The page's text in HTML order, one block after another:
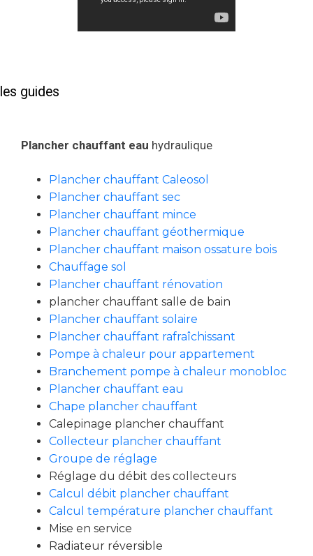
les guides
Plancher chauffant eau hydraulique
Plancher chauffant Caleosol
Plancher chauffant sec
Plancher chauffant mince
Plancher chauffant géothermique
Plancher chauffant maison ossature bois
Chauffage sol
Plancher chauffant rénovation
plancher chauffant salle de bain
Plancher chauffant solaire
Plancher chauffant rafraîchissant
Pompe à chaleur pour appartement
Branchement pompe à chaleur monobloc
Plancher chauffant eau
Chape plancher chauffant
Calepinage plancher chauffant
Collecteur plancher chauffant
Groupe de réglage
Réglage du débit des collecteurs
Calcul débit plancher chauffant
Calcul température plancher chauffant
Mise en service
Radiateur réversible